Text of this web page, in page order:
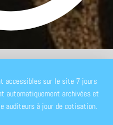
accessibles sur le site 7 jours
automatiquement archivées et
auditeurs à jour de cotisation.